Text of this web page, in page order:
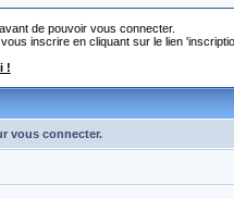
de pouvoir vous connecter.
inscrire en cliquant sur le lien
!
vous connecter.